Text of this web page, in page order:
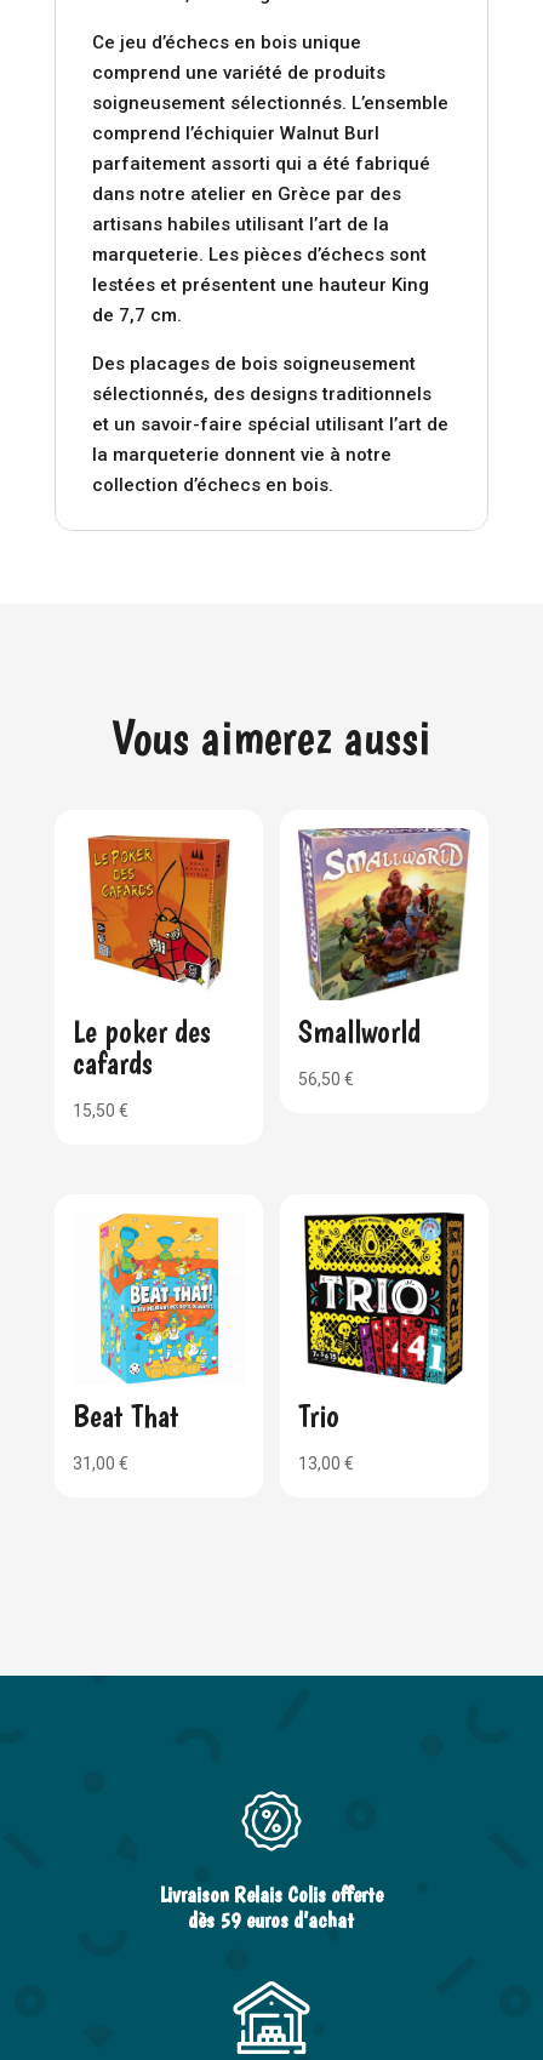
Ce jeu d’échecs en bois unique
comprend une variété de produits
soigneusement sélectionnés. L’ensemble
comprend l’échiquier Walnut Burl
parfaitement assorti qui a été fabriqué
dans notre atelier en Grèce par des
artisans habiles utilisant l’art de la
marqueterie. Les pièces d’échecs sont
lestées et présentent une hauteur King
de 7,7 cm.
Des placages de bois soigneusement
sélectionnés, des designs traditionnels
et un savoir-faire spécial utilisant l’art de
la marqueterie donnent vie à notre
collection d’échecs en bois.
Vous aimerez aussi
Le poker des
cafards
15,50 €
Smallworld
56,50€
Beat That
31,00 €
Trio
13,00€
Livraison Relais Colis offerte
dès 59 euros d’achat